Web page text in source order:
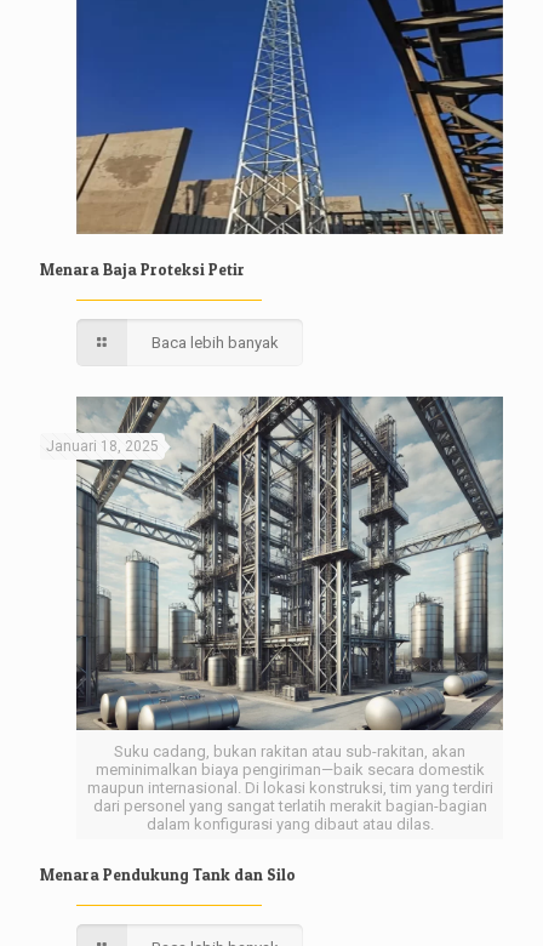
Menara Baja Proteksi Petir
Baca lebih banyak
Suku cadang, bukan rakitan atau sub-rakitan, akan
meminimalkan biaya pengiriman—baik secara domestik
maupun internasional. Di lokasi konstruksi, tim yang terdiri
dari personel yang sangat terlatih merakit bagian-bagian
dalam konfigurasi yang dibaut atau dilas.
Januari 18, 2025
Menara Pendukung Tank dan Silo